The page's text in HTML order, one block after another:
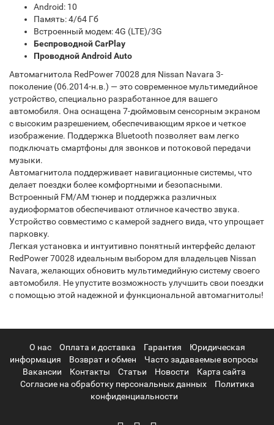
Android: 10
Память: 4/64 Гб
Встроенный модем: 4G (LTE)/3G
Беспроводной CarPlay
Проводной Android Auto
Автомагнитола RedPower 70028 для Nissan Navara 3-
поколение (06.2014-н.в.) — это современное мультимедийное
устройство, специально разработанное для вашего
автомобиля. Она оснащена 7-дюймовым сенсорным экраном
с высоким разрешением, обеспечивающим яркое и четкое
изображение. Поддержка Bluetooth позволяет вам легко
подключать смартфоны для звонков и потоковой передачи
музыки.
Автомагнитола поддерживает навигационные системы, что
делает поездки более комфортными и безопасными.
Встроенный FM/AM тюнер и поддержка различных
аудиоформатов обеспечивают отличное качество звука.
Устройство совместимо с камерой заднего вида, что упрощает
парковку.
Легкая установка и интуитивно понятный интерфейс делают
RedPower 70028 идеальным выбором для владельцев Nissan
Navara, желающих обновить мультимедийную систему своего
автомобиля. Не упустите возможность улучшить свои поездки
с помощью этой надежной и функциональной автомагнитолы!
О нас Оплата и доставка Гарантия
Юридическая
информация
Возврат и обмен
Часто задаваемые вопросы
Вакансии
Контакты Статьи Новости
Карта сайта
Согласие на обработку персональных данных
Политика
конфиденциальности